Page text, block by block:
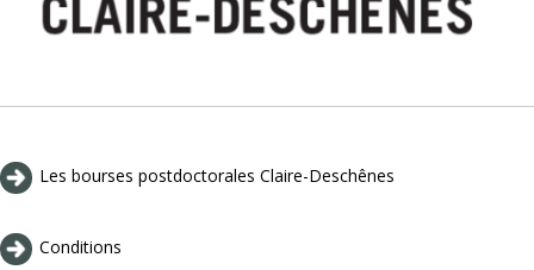
Les bourses postdoctorales Claire-Deschênes
Conditions